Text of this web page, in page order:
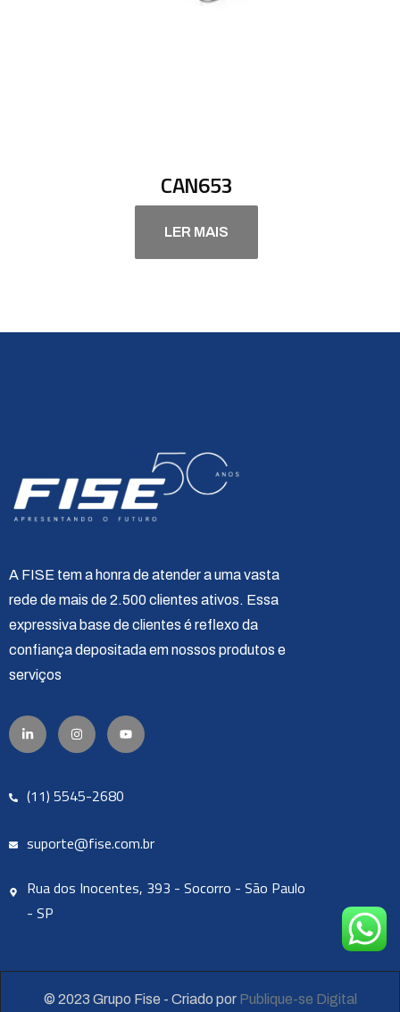
CAN653
LER MAIS
A FISE tem a honra de atender a uma vasta
rede de mais de 2.500 clientes ativos. Essa
expressiva base de clientes é reflexo da
confiança depositada em nossos produtos e
serviços
(11) 5545-2680
suporte@fise.com.br
Rua dos Inocentes, 393 - Socorro - São Paulo
- SP
© 2023 Grupo Fise - Criado por Publique-se Digital